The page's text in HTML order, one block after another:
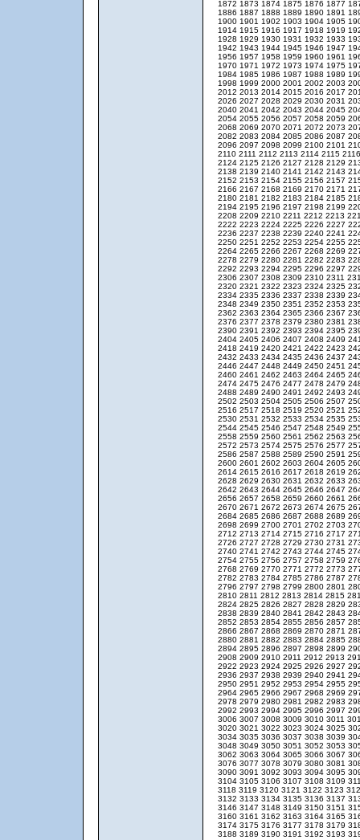
1872 1873 1874 1875 1876 1877
1886 1887 1888 1889 1890 1891
1900 1901 1902 1903 1904 1905
1914 1915 1916 1917 1918 1919
1928 1929 1930 1931 1932 1933
1942 1943 1944 1945 1946 1947
1956 1957 1958 1959 1960 1961
1970 1971 1972 1973 1974 1975
1984 1985 1986 1987 1988 1989
1998 1999 2000 2001 2002 2003
2012 2013 2014 2015 2016 2017
2026 2027 2028 2029 2030 2031
2040 2041 2042 2043 2044 2045
2054 2055 2056 2057 2058 2059
2068 2069 2070 2071 2072 2073
2082 2083 2084 2085 2086 2087
2096 2097 2098 2099 2100 2101
2110 2111 2112 2113 2114 2115
2124 2125 2126 2127 2128 2129
2138 2139 2140 2141 2142 2143
2152 2153 2154 2155 2156 2157
2166 2167 2168 2169 2170 2171
2180 2181 2182 2183 2184 2185
2194 2195 2196 2197 2198 2199
2208 2209 2210 2211 2212 2213
2222 2223 2224 2225 2226 2227
2236 2237 2238 2239 2240 2241
2250 2251 2252 2253 2254 2255
2264 2265 2266 2267 2268 2269
2278 2279 2280 2281 2282 2283
2292 2293 2294 2295 2296 2297
2306 2307 2308 2309 2310 2311
2320 2321 2322 2323 2324 2325
2334 2335 2336 2337 2338 2339
2348 2349 2350 2351 2352 2353
2362 2363 2364 2365 2366 2367
2376 2377 2378 2379 2380 2381
2390 2391 2392 2393 2394 2395
2404 2405 2406 2407 2408 2409
2418 2419 2420 2421 2422 2423
2432 2433 2434 2435 2436 2437
2446 2447 2448 2449 2450 2451
2460 2461 2462 2463 2464 2465
2474 2475 2476 2477 2478 2479
2488 2489 2490 2491 2492 2493
2502 2503 2504 2505 2506 2507
2516 2517 2518 2519 2520 2521
2530 2531 2532 2533 2534 2535
2544 2545 2546 2547 2548 2549
2558 2559 2560 2561 2562 2563
2572 2573 2574 2575 2576 2577
2586 2587 2588 2589 2590 2591
2600 2601 2602 2603 2604 2605
2614 2615 2616 2617 2618 2619
2628 2629 2630 2631 2632 2633
2642 2643 2644 2645 2646 2647
2656 2657 2658 2659 2660 2661
2670 2671 2672 2673 2674 2675
2684 2685 2686 2687 2688 2689
2698 2699 2700 2701 2702 2703
2712 2713 2714 2715 2716 2717
2726 2727 2728 2729 2730 2731
2740 2741 2742 2743 2744 2745
2754 2755 2756 2757 2758 2759
2768 2769 2770 2771 2772 2773
2782 2783 2784 2785 2786 2787
2796 2797 2798 2799 2800 2801
2810 2811 2812 2813 2814 2815
2824 2825 2826 2827 2828 2829
2838 2839 2840 2841 2842 2843
2852 2853 2854 2855 2856 2857
2866 2867 2868 2869 2870 2871
2880 2881 2882 2883 2884 2885
2894 2895 2896 2897 2898 2899
2908 2909 2910 2911 2912 2913
2922 2923 2924 2925 2926 2927
2936 2937 2938 2939 2940 2941
2950 2951 2952 2953 2954 2955
2964 2965 2966 2967 2968 2969
2978 2979 2980 2981 2982 2983
2992 2993 2994 2995 2996 2997
3006 3007 3008 3009 3010 3011
3020 3021 3022 3023 3024 3025
3034 3035 3036 3037 3038 3039
3048 3049 3050 3051 3052 3053
3062 3063 3064 3065 3066 3067
3076 3077 3078 3079 3080 3081
3090 3091 3092 3093 3094 3095
3104 3105 3106 3107 3108 3109
3118 3119 3120 3121 3122 3123
3132 3133 3134 3135 3136 3137
3146 3147 3148 3149 3150 3151
3160 3161 3162 3163 3164 3165
3174 3175 3176 3177 3178 3179
3188 3189 3190 3191 3192 3193